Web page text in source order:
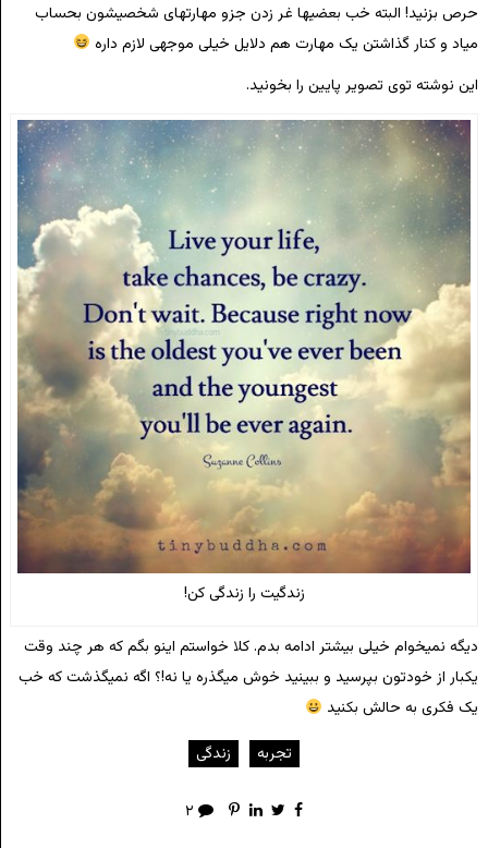
حرص بزنید! البته خب بعضیها غر زدن جزو مهارتهای شخصیشون بحساب
میاد و کنار گذاشتن یک مهارت هم دلایل خیلی موجهی لازم داره
این نوشته توی تصویر پایین را بخونید.
زندگیت را زندگی کن!
دیگه نمیخوام خیلی بیشتر ادامه بدم. کلا خواستم اینو بگم که هر چند وقت
یکبار از خودتون بپرسید و ببینید خوش میگذره یا نه!؟ اگه نمیگذشت که خب
یک فکری به حالش بکنید
تجربه
زندگی
۲